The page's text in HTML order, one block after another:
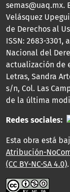
semas@uaq.mx.
Velásquez
de Derechos al
ISSN: 2683-
Nacional del
actualización de
Letras, Sandra
s/n, Col. Las
de la última
Redes sociales:
Esta obra está
Atribución-
(CC BY-NC-SA 4.0).